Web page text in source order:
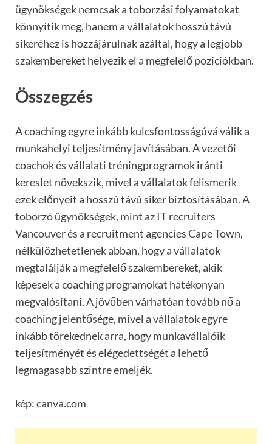
ügynökségek nemcsak a toborzási folyamatokat
könnyítik meg, hanem a vállalatok hosszú távú
sikeréhez is hozzájárulnak azáltal, hogy a legjobb
szakembereket helyezik el a megfelelő pozíciókban.
Összegzés
A coaching egyre inkább kulcsfontosságúvá válik a
munkahelyi teljesítmény javításában. A vezetői
coachok és vállalati tréningprogramok iránti
kereslet növekszik, mivel a vállalatok felismerik
ezek előnyeit a hosszú távú siker biztosításában. A
toborzó ügynökségek, mint az IT recruiters
Vancouver és a recruitment agencies Cape Town,
nélkülözhetetlenek abban, hogy a vállalatok
megtalálják a megfelelő szakembereket, akik
képesek a coaching programokat hatékonyan
megvalósítani. A jövőben várhatóan tovább nő a
coaching jelentősége, mivel a vállalatok egyre
inkább törekednek arra, hogy munkavállalóik
teljesítményét és elégedettségét a lehető
legmagasabb szintre emeljék.
kép: canva.com